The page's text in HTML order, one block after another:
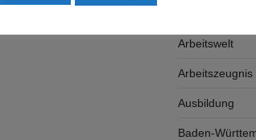
Arbeitswelt
Arbeitszeugnis
Ausbildung
Baden-